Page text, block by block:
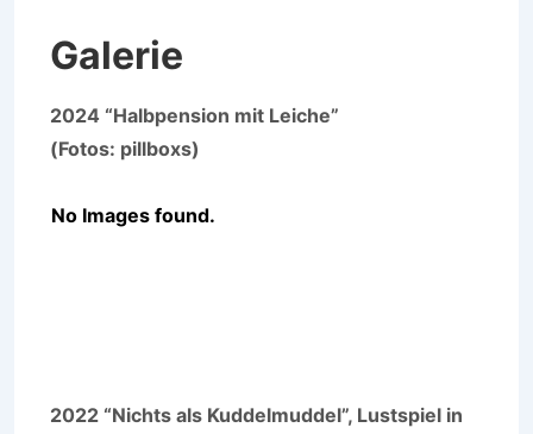
Galerie
2024 “Halbpension mit Leiche”
(Fotos: pillboxs)
No Images found.
2022 “Nichts als Kuddelmuddel”, Lustspiel in